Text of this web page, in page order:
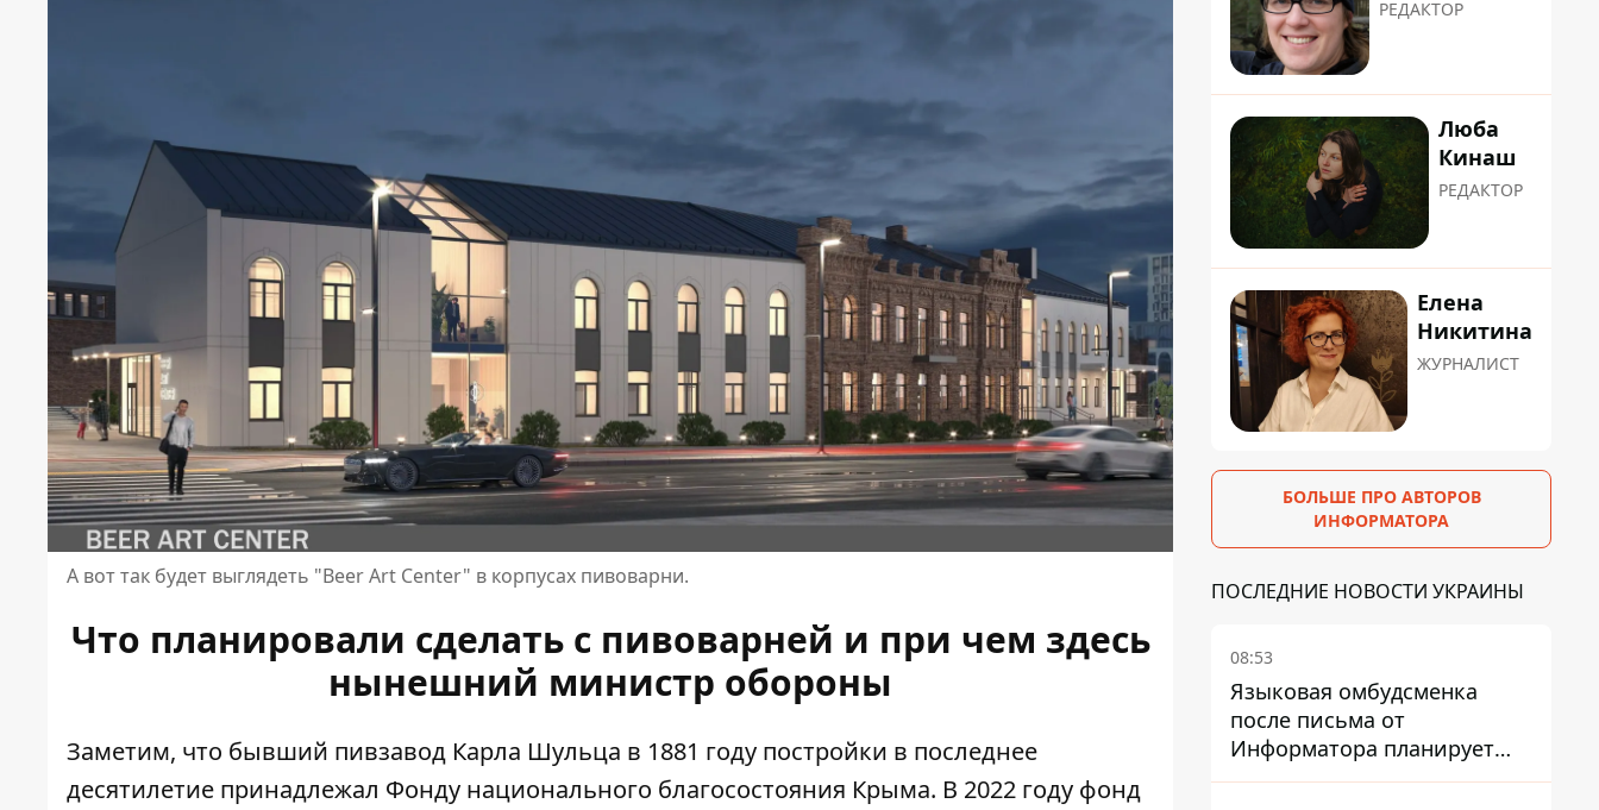
А вот так будет выглядеть "Beer Art Center" в корпусах пивоварни.
Что планировали сделать с пивоварней и при чем здесь
нынешний министр обороны
Заметим, что бывший пивзавод Карла Шульца в 1881 году постройки в последнее
десятилетие принадлежал Фонду национального благосостояния Крыма. В 2022 году фонд
РЕДАКТОР
Люба
Кинаш
РЕДАКТОР
Елена
Никитина
ЖУРНАЛИСТ
БОЛЬШЕ ПРО АВТОРОВ
ИНФОРМАТОРА
ПОСЛЕДНИЕ НОВОСТИ УКРАИНЫ
08:53
Языковая омбудсменка
после письма от
Информатора планирует
наказать компанию-